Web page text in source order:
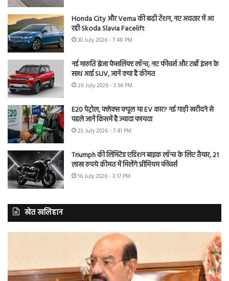
Honda City और Verna की बढ़ी टेंशन, नए अवतार में आ
रही Skoda Slavia Facelift
30 July 2026 - 7:48 PM
नई मारुति ब्रेजा फेसलिफ्ट लॉन्च, नए फीचर्स और टर्बो इंजन के
साथ आई SUV, जानें क्या है कीमत
26 July 2026 - 3:56 PM
E20 पेट्रोल, फ्लेक्स फ्यूल या EV कार? नई गाड़ी खरीदने से
पहले जानें किसमें है ज्यादा फायदा
23 July 2026 - 7:41 PM
Triumph की लिमिटेड एडिशन बाइक लॉन्च के लिए तैयार, 21
लाख रुपये कीमत में मिलेंगे प्रीमियम फीचर्स
16 July 2026 - 3:17 PM
खेत खलिहान